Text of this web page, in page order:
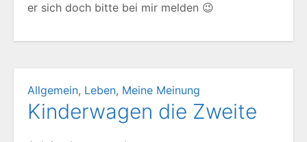
er sich doch bitte bei mir melden 😉
Allgemein, Leben, Meine Meinung
Kinderwagen die Zweite